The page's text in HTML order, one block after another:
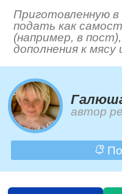
Приготовленную в
подать как
(например, в
дополнения к мясу
автор